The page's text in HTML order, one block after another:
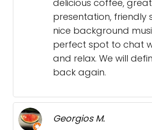
delicious coffee, great
presentation, friendly
nice background
perfect spot to chat
and relax. We will
back again.
Georgios M.